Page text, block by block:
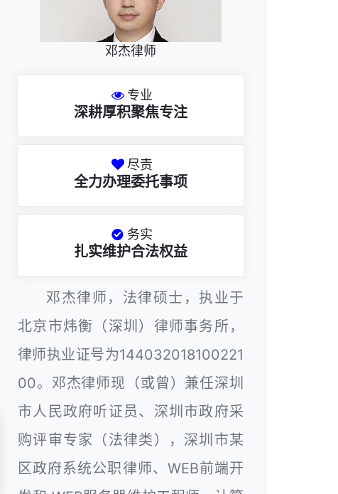
邓杰律师
专业
深耕厚积聚焦专注
尽责
全力办理委托事项
务实
扎实维护合法权益
邓杰律师，法律硕士，执业于
北京市炜衡（深圳）律师事务所，
律师执业证号为144032018100221
00。邓杰律师现（或曾）兼任深圳
市人民政府听证员、深圳市政府采
购评审专家（法律类），深圳市某
区政府系统公职律师、WEB前端开